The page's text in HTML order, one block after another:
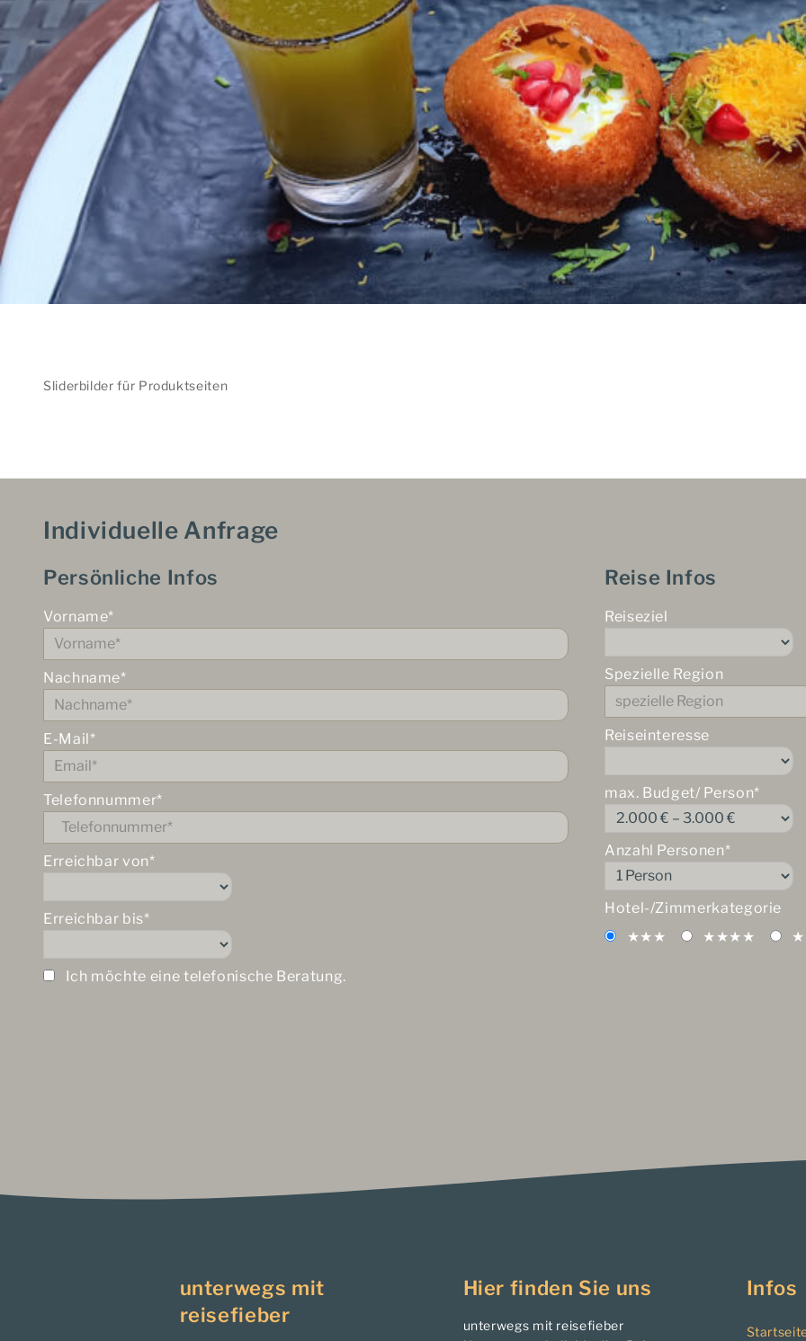
Sliderbilder für Produktseiten
Individuelle Anfrage
Persönliche Infos
Vorname*
Nachname*
E-Mail*
Telefonnummer*
Erreichbar von*
Erreichbar bis*
Ich möchte eine telefonische Beratung.
Reise Infos
Reiseziel
Spezielle Region
Reiseinteresse
max. Budget/ Person*
Anzahl Personen*
Hotel-/Zimmerkategorie
★★★
★★★★
unterwegs mit
reisefieber
Hier finden Sie uns
unterwegs mit reisefieber
Infos